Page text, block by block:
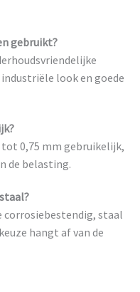
gebruikt?
look en goede
tot 0,75 mm gebruikelijk,
de belasting.
corrosiebestendig, staal
hangt af van de